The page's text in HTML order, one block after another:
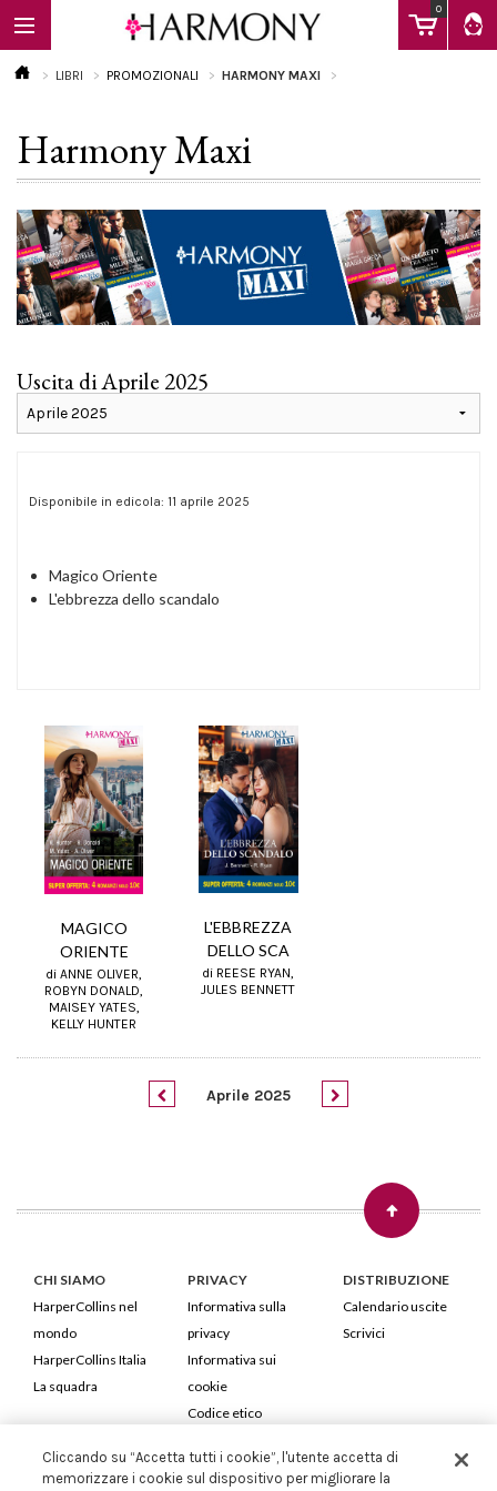
0
EBOOK
LIBRI
Calendario
FAQ
LIBRI PROMOZIONALI HARMONY MAXI
Harmony Maxi
Uscita di Aprile 2025
Disponibile in edicola: 11 aprile 2025
Magico Oriente
L'ebbrezza dello scandalo
MAGICO
ORIENTE
di ANNE OLIVER,
ROBYN DONALD,
MAISEY YATES,
KELLY HUNTER
L'EBBREZZA
DELLO SCA
di REESE RYAN,
JULES BENNETT
Aprile 2025
CHI SIAMO
HarperCollins nel
mondo
HarperCollins Italia
La squadra
PRIVACY
Informativa sulla
privacy
Informativa sui
cookie
Codice etico
DISTRIBUZIONE
Calendario uscite
Scrivici
HarperCollins Italia S.p.A. Viale Monte Nero, 84 - 20135 Milano
Cliccando su “Accetta tutti i cookie”, l'utente accetta di
memorizzare i cookie sul dispositivo per migliorare la